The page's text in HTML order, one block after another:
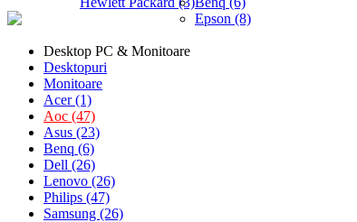
Epson (8)
Desktop PC & Monitoare
Desktopuri
Monitoare
Acer (1)
Aoc (47)
Asus (23)
Benq (6)
Dell (26)
Lenovo (26)
Philips (47)
Samsung (26)